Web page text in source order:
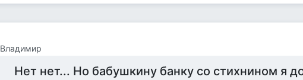
Владимир
Нет нет... Но бабушкину банку со стихнином я